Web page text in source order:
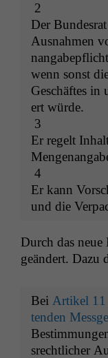
2
Der
Aus­nah­men
wenn son­st
Geschäftes in
ert würde.
3
Er regelt
4
Er kann
und die
Durch das neue
geän­dert. Dazu
Bei Artikel
tenden
srechtlich­er